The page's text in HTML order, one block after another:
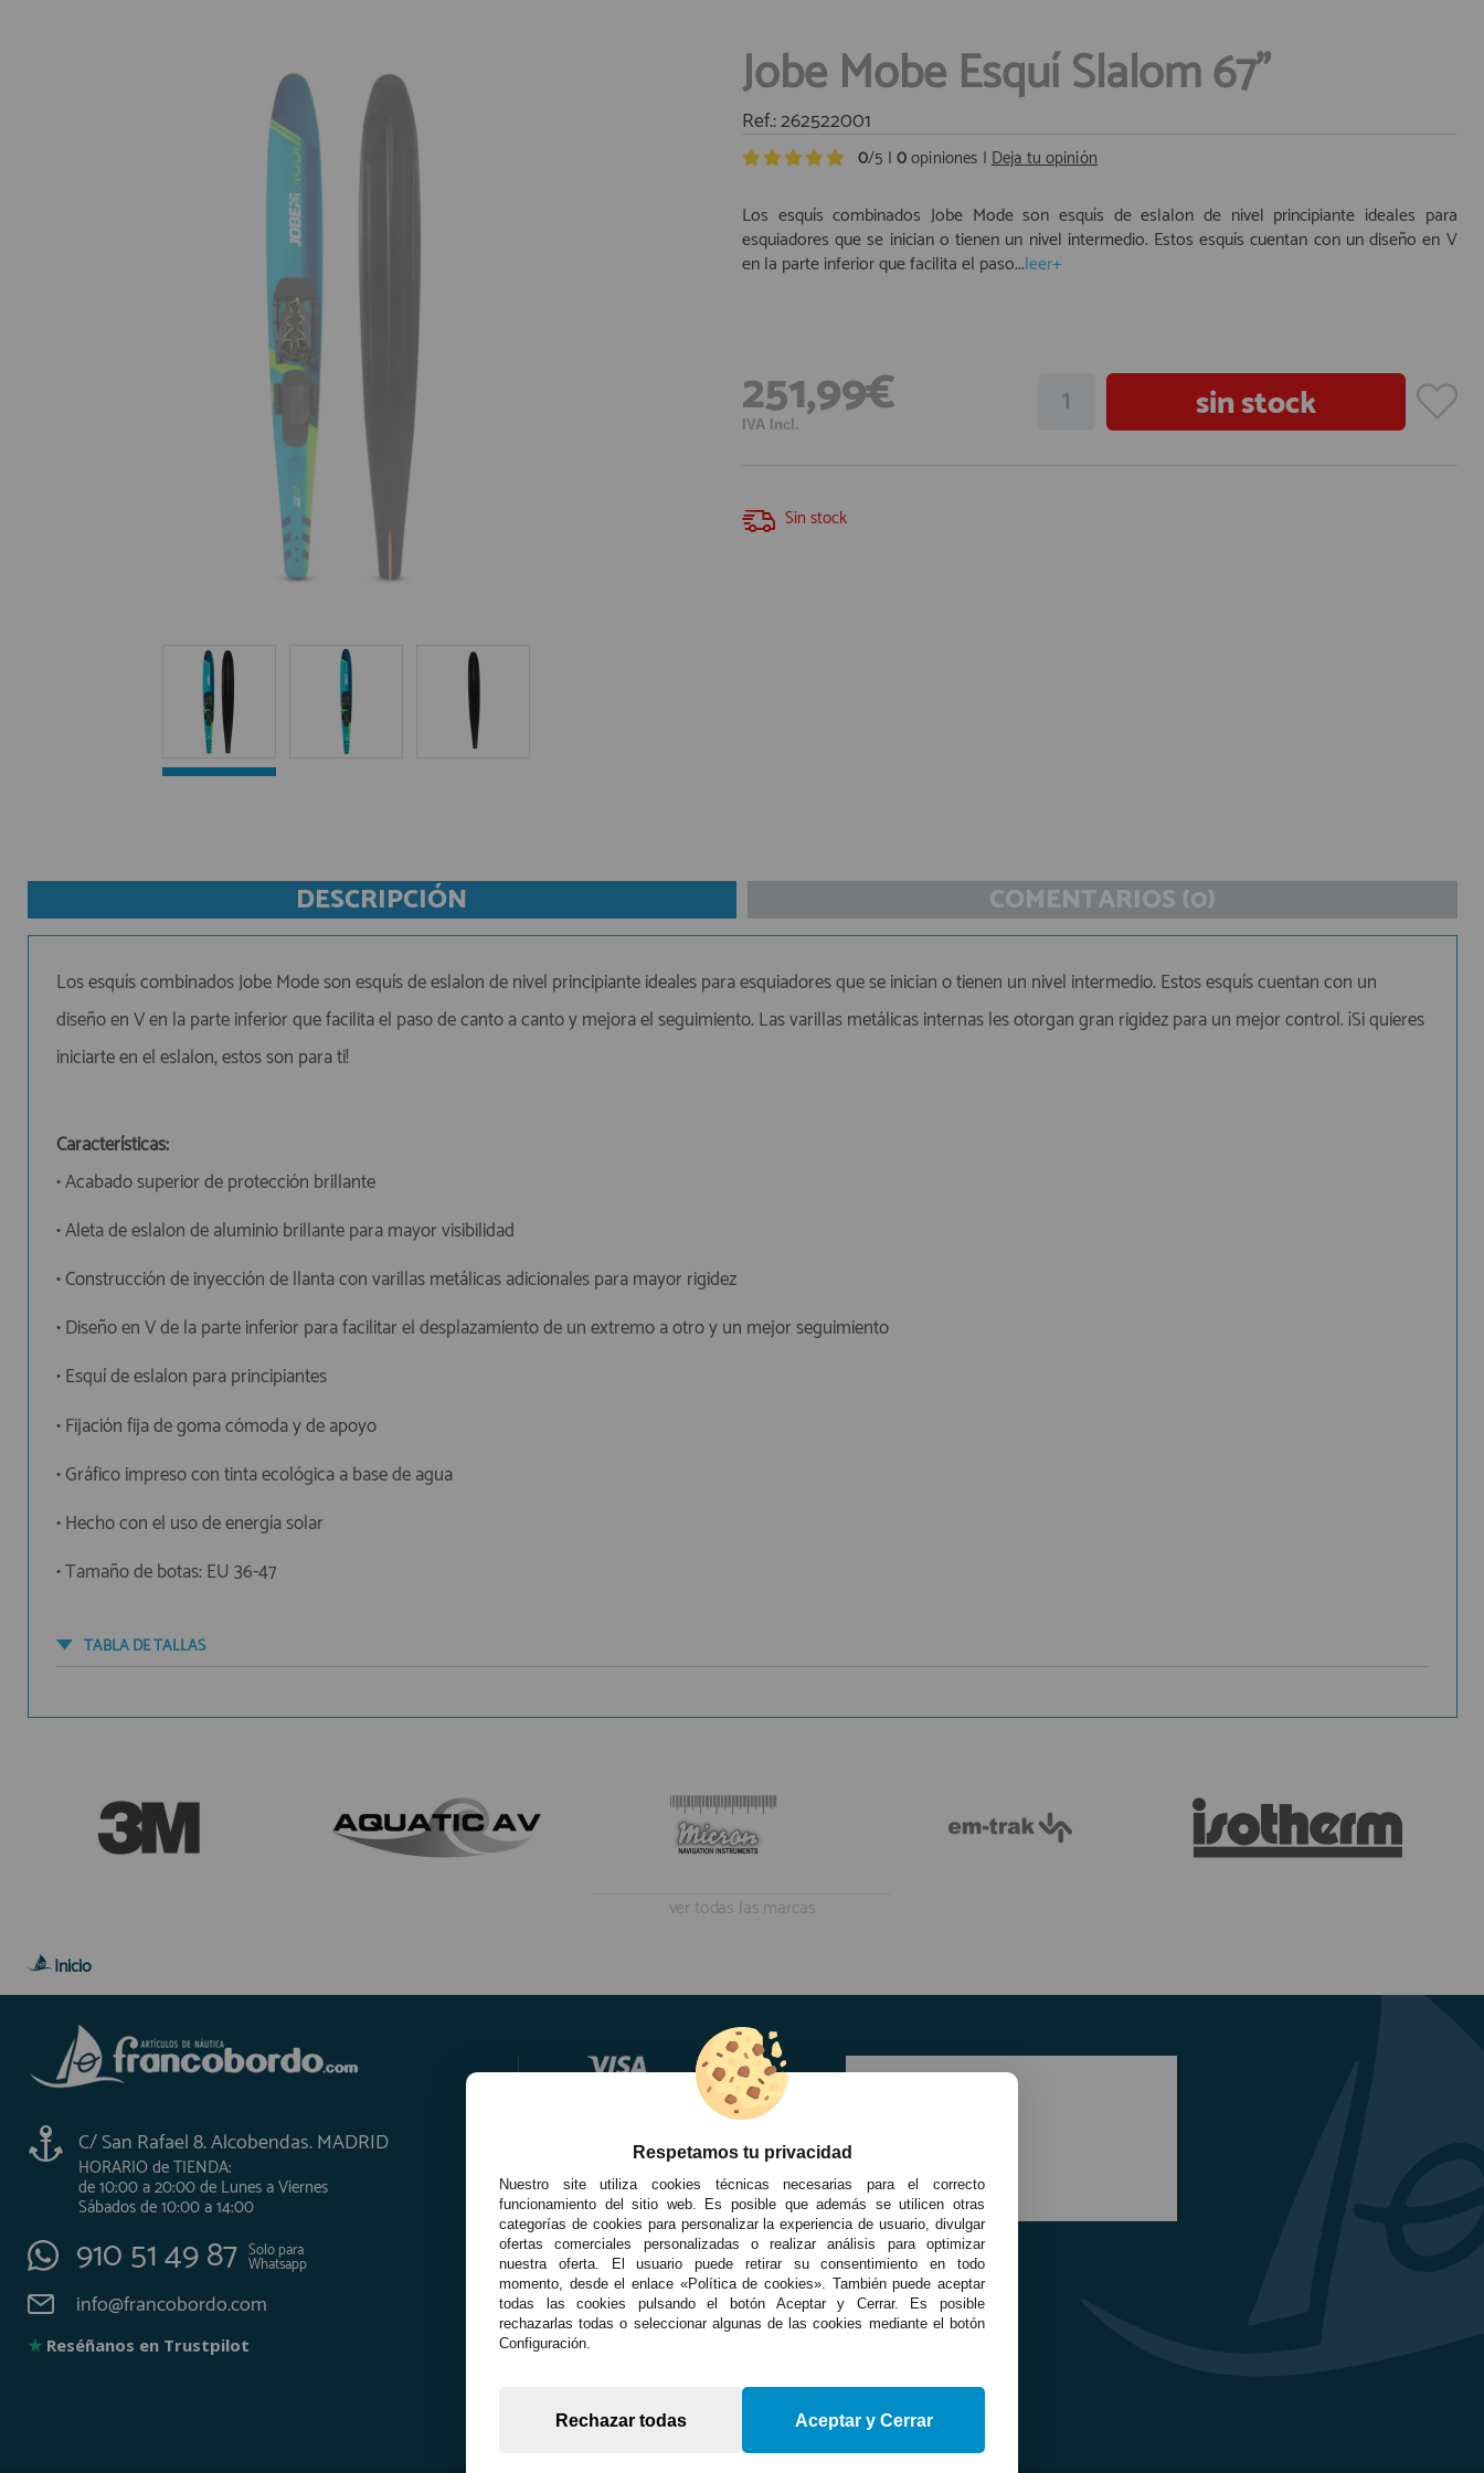
info@francobordo.com
Jobe Mobe Esquí Slalom 67"
Ref.: 262522001
0/5 | 0opiniones | Deja tu opinión
Los esquís combinados Jobe Mode son esquís de eslalon de nivel principiante ideales para
esquiadores que se inician o tienen un nivel intermedio. Estos esquís cuentan con un diseño en V
en la parte inferior que facilita el paso...leer+
251,99€
IVA Incl.
Sin stock
DESCRIPCIÓN COMENTARIOS (0)
Los esquís combinados Jobe Mode son esquís de eslalon de nivel principiante ideales para esquiadores que se inician o tienen un nivel intermedio. Estos esquís cuentan con un
diseño en V en la parte inferior que facilita el paso de canto a canto y mejora el seguimiento. Las varillas metálicas internas les otorgan gran rigidez para un mejor control. ¡Si quieres
iniciarte en el eslalon, estos son para ti!
Características:
• Acabado superior de protección brillante
• Aleta de eslalon de aluminio brillante para mayor visibilidad
• Construcción de inyección de llanta con varillas metálicas adicionales para mayor rigidez
• Diseño en V de la parte inferior para facilitar el desplazamiento de un extremo a otro y un mejor seguimiento
• Esquí de eslalon para principiantes
• Fijación fija de goma cómoda y de apoyo
• Gráfico impreso con tinta ecológica a base de agua
• Hecho con el uso de energía solar
• Tamaño de botas: EU 36-47
TABLA DE TALLAS
ver todas las marcas
Inicio
C/ San Rafael 8. Alcobendas. MADRID
HORARIO de TIENDA:
de 10:00 a 20:00 de Lunes a Viernes
Sábados de 10:00 a 14:00
910 51 49 87 Solo para
Whatsapp
info@francobordo.com
★Reséñanos en Trustpilot
Respetamos tu privacidad
Nuestro site utiliza cookies técnicas necesarias para el correcto
funcionamiento del sitio web. Es posible que además se utilicen otras
categorías de cookies para personalizar la experiencia de usuario, divulgar
ofertas comerciales personalizadas o realizar análisis para optimizar
nuestra oferta. El usuario puede retirar su consentimiento en todo
momento, desde el enlace «Política de cookies». También puede aceptar
todas las cookies pulsando el botón Aceptar y Cerrar. Es posible
rechazarlas todas o seleccionar algunas de las cookies mediante el botón
Configuración.
Rechazar todas Aceptar y Cerrar